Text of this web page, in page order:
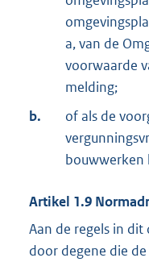
a, van de
voorwaarde
melding;
b.
of als de
bouwwerken
Artikel 1.9
Aan de regels in
door degene die